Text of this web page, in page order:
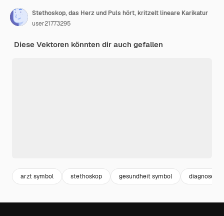
Stethoskop, das Herz und Puls hört, kritzelt lineare Karikatur
user21773295
Diese Vektoren könnten dir auch gefallen
arzt symbol stethoskop gesundheit symbol diagnose